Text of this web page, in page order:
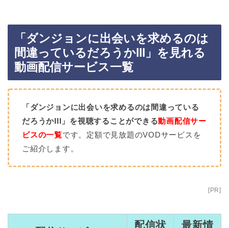
「ダンジョンに出会いを求めるのは
間違っているだろうかlll」を見れる
動画配信サービス一覧
「ダンジョンに出会いを求めるのは間違っている
だろうかlll」を視聴することができる動画配信サー
ビスの一覧です。定額で見放題のVODサービスを
ご紹介します。
[PR]
配信状 最新情